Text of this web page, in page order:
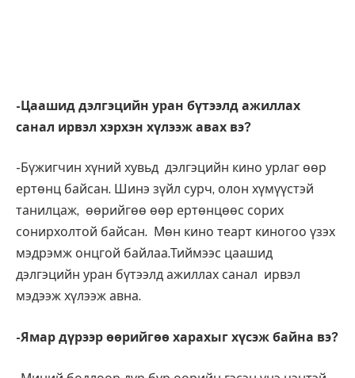
-Цаашид дэлгэцийн уран бүтээлд ажиллах
санал ирвэл хэрхэн хүлээж авах вэ?
-Бүжигчин хүний хувьд дэлгэцийн кино урлаг өөр
ертөнц байсан. Шинэ зүйл сурч, олон хүмүүстэй
танилцаж, өөрийгөө өөр ертөнцөөс сорих
сонирхолтой байсан. Мөн кино теарт киногоо үзэх
мэдрэмж онцгой байлаа.Тиймээс цаашид
дэлгэцийн уран бүтээлд ажиллах санал ирвэл
мэдээж хүлээж авна.
-Ямар дүрээр өөрийгөө харахыг хүсэж байна вэ?